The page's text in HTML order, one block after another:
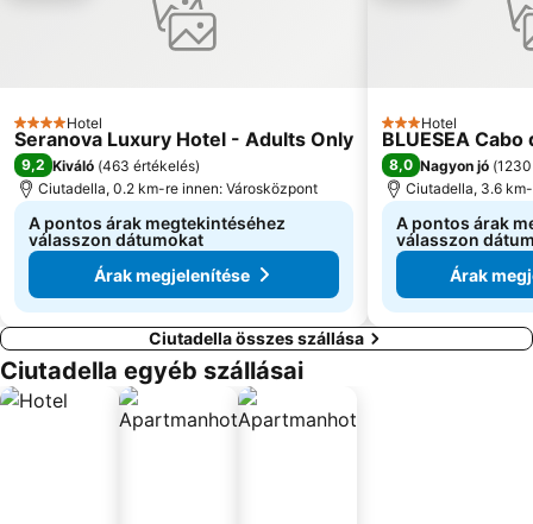
4 Kategória
Hotel
Seranova Luxury Hotel - Adults Only
9,2 Kiváló (463 értékelés)
Ciutadella, 0.2 km-re innen: Városközpont
A pontos árak megtekintéséhez
válasszon dátumokat
Árak megjelenítése
3 Kategória
Hotel
BLUESEA Cabo
8,0 Nagyon jó (
Ciutadella, 3.6
A pontos árak
válasszon
Árak
Ciutadella összes szállása
Ciutadella egyéb szállásai